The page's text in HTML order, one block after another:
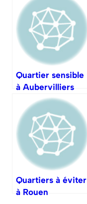
Quartier sensible
à Aubervilliers
Quartiers à éviter
à Rouen